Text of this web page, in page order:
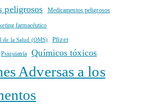
peligrosos Medicamentos peligrosos
farmacéutico
de la Salud (OMS) Pfizer
Psiquiatría Químicos tóxicos
Adversas a los